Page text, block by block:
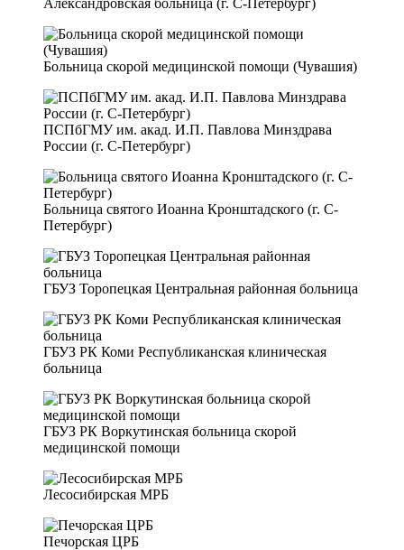
Больница скорой медицинской помощи (Чувашия)
ПСПбГМУ им. акад. И.П. Павлова Минздрава
России (г. С-Петербург)
Больница святого Иоанна Кронштадского (г. С-
Петербург)
ГБУЗ Торопецкая Центральная районная больница
ГБУЗ РК Коми Республиканская клиническая
больница
ГБУЗ РК Воркутинская больница скорой
медицинской помощи
Лесосибирская МРБ
Печорская ЦРБ